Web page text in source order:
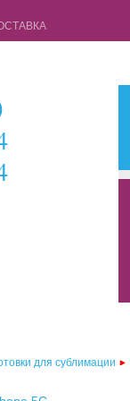
чехлы для
для сублимации